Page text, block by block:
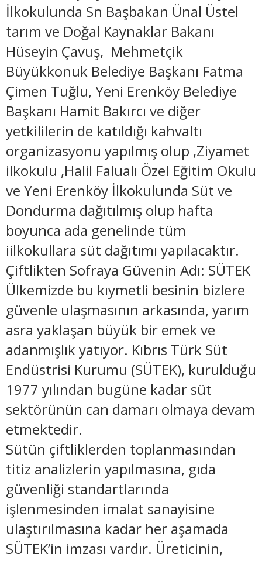
İlkokulunda Sn Başbakan Ünal Üstel
tarım ve Doğal Kaynaklar Bakanı
Hüseyin Çavuş, Mehmetçik
Büyükkonuk Belediye Başkanı Fatma
Çimen Tuğlu, Yeni Erenköy Belediye
Başkanı Hamit Bakırcı ve diğer
yetkililerin de katıldığı kahvaltı
organizasyonu yapılmış olup ,Ziyamet
ilkokulu ,Halil Falualı Özel Eğitim Okulu
ve Yeni Erenköy İlkokulunda Süt ve
Dondurma dağıtılmış olup hafta
boyunca ada genelinde tüm
iilkokullara süt dağıtımı yapılacaktır.
Çiftlikten Sofraya Güvenin Adı: SÜTEK
​Ülkemizde bu kıymetli besinin bizlere
güvenle ulaşmasının arkasında, yarım
asra yaklaşan büyük bir emek ve
adanmışlık yatıyor. Kıbrıs Türk Süt
Endüstrisi Kurumu (SÜTEK), kurulduğu
1977 yılından bugüne kadar süt
sektörünün can damarı olmaya devam
etmektedir.
​Sütün çiftliklerden toplanmasından
titiz analizlerin yapılmasına, gıda
güvenliği standartlarında
işlenmesinden imalat sanayisine
ulaştırılmasına kadar her aşamada
SÜTEK’in imzası vardır. Üreticinin,